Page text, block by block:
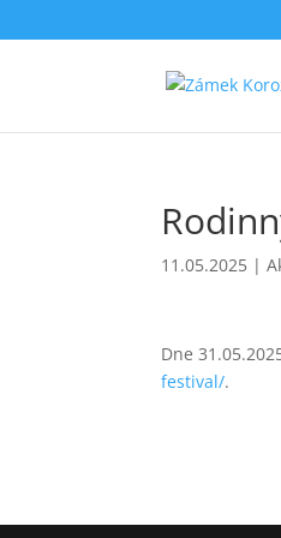
11.05.2025 |
Dne
festival/.